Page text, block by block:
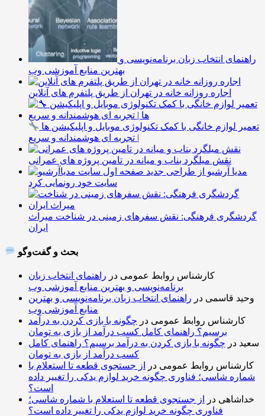
راهنمای انتخاب زبان برنامه‌نویسی و
بهترین منابع آموزشی وب
اجاره روزانه خانه در تهران از طریق پلتفرم های آنلاین
| تجربه ای هوشمندانه و سریع
نقش میلگرد بناب و میانه در تامین پروژه های عمرانی
مدیا آرشیو از طراحی جدید
سایت خود رونمایی کرد
گردشگری فرهنگی: نقش سفرهای زمینی در شناخت میراث
ایران
بحث و گفت‌وگو
کارشناس روابط عمومی در راهنمای انتخاب زبان
برنامه‌نویسی و بهترین منابع آموزشی وب
وحید قاسمی در راهنمای انتخاب زبان برنامه‌نویسی و بهترین
منابع آموزشی وب
کارشناس روابط عمومی در چگونه با بازی کردن به درآمد
برسیم؟ راهنمای کامل کسب درآمد از بازی به تومان
سعید در چگونه با بازی کردن به درآمد برسیم؟ راهنمای کامل
کسب درآمد از بازی به تومان
کارشناس روابط عمومی در
از جستجوی قطعه تا استعلام با
شماره شاسی؛ فناوری چگونه خرید لوازم یدکی را تغییر داده
است؟
خداشاهی در
از جستجوی قطعه تا استعلام با شماره شاسی؛
فناوری چگونه خرید لوازم یدکی را تغییر داده است؟